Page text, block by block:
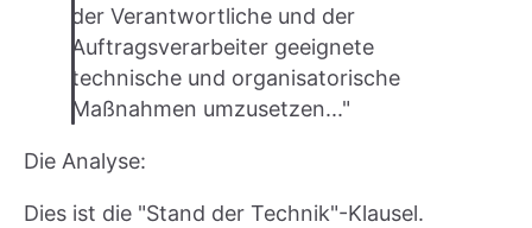
der Verantwortliche und der
Auftragsverarbeiter geeignete
technische und organisatorische
Maßnahmen umzusetzen..."
Die Analyse:
Dies ist die "Stand der Technik"-Klausel.